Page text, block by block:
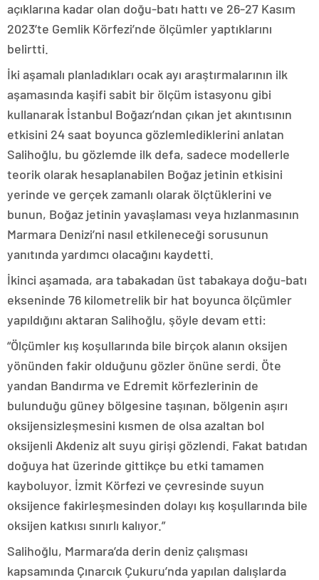
açıklarına kadar olan doğu-batı hattı ve 26-27 Kasım
2023’te Gemlik Körfezi’nde ölçümler yaptıklarını
belirtti.
İki aşamalı planladıkları ocak ayı araştırmalarının ilk
aşamasında kaşifi sabit bir ölçüm istasyonu gibi
kullanarak İstanbul Boğazı’ndan çıkan jet akıntısının
etkisini 24 saat boyunca gözlemlediklerini anlatan
Salihoğlu, bu gözlemde ilk defa, sadece modellerle
teorik olarak hesaplanabilen Boğaz jetinin etkisini
yerinde ve gerçek zamanlı olarak ölçtüklerini ve
bunun, Boğaz jetinin yavaşlaması veya hızlanmasının
Marmara Denizi’ni nasıl etkileneceği sorusunun
yanıtında yardımcı olacağını kaydetti.
İkinci aşamada, ara tabakadan üst tabakaya doğu-batı
ekseninde 76 kilometrelik bir hat boyunca ölçümler
yapıldığını aktaran Salihoğlu, şöyle devam etti:
“Ölçümler kış koşullarında bile birçok alanın oksijen
yönünden fakir olduğunu gözler önüne serdi. Öte
yandan Bandırma ve Edremit körfezlerinin de
bulunduğu güney bölgesine taşınan, bölgenin aşırı
oksijensizleşmesini kısmen de olsa azaltan bol
oksijenli Akdeniz alt suyu girişi gözlendi. Fakat batıdan
doğuya hat üzerinde gittikçe bu etki tamamen
kayboluyor. İzmit Körfezi ve çevresinde suyun
oksijence fakirleşmesinden dolayı kış koşullarında bile
oksijen katkısı sınırlı kalıyor.”
Salihoğlu, Marmara’da derin deniz çalışması
kapsamında Çınarcık Çukuru’nda yapılan dalışlarda